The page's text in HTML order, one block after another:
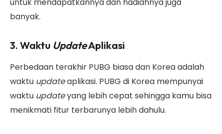
banyak.
3. Waktu UpdateAplikasi
Perbedaan terakhir PUBG biasa dan Korea adalah
waktu updateaplikasi. PUBG di Korea mempunyai
waktu updateyang lebih cepat sehingga kamu bisa
menikmati fitur terbarunya lebih dahulu.